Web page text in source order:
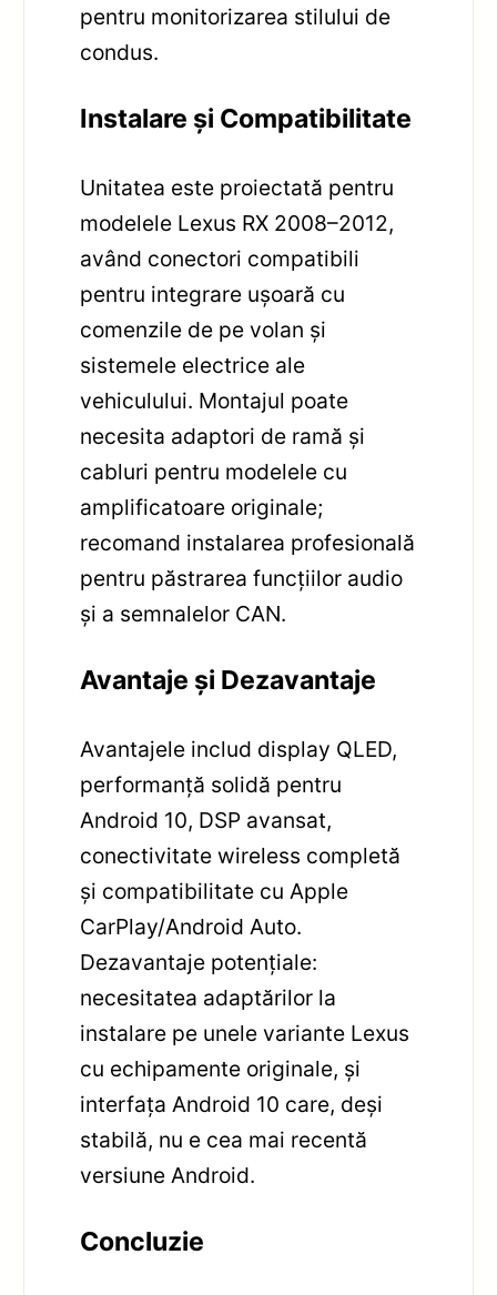
pentru monitorizarea stilului de
condus.
Instalare și Compatibilitate
Unitatea este proiectată pentru
modelele Lexus RX 2008–2012,
având conectori compatibili
pentru integrare ușoară cu
comenzile de pe volan și
sistemele electrice ale
vehiculului. Montajul poate
necesita adaptori de ramă și
cabluri pentru modelele cu
amplificatoare originale;
recomand instalarea profesională
pentru păstrarea funcțiilor audio
și a semnalelor CAN.
Avantaje și Dezavantaje
Avantajele includ display QLED,
performanță solidă pentru
Android 10, DSP avansat,
conectivitate wireless completă
și compatibilitate cu Apple
CarPlay/Android Auto.
Dezavantaje potențiale:
necesitatea adaptărilor la
instalare pe unele variante Lexus
cu echipamente originale, și
interfața Android 10 care, deși
stabilă, nu e cea mai recentă
versiune Android.
Concluzie